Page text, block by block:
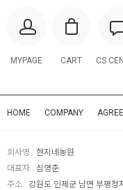
MYPAGE CART CS
HOME COMPANY
회사명 : 현지네농원
대표자 : 심영춘
주소 : 강원도 인제군 남면 부평정